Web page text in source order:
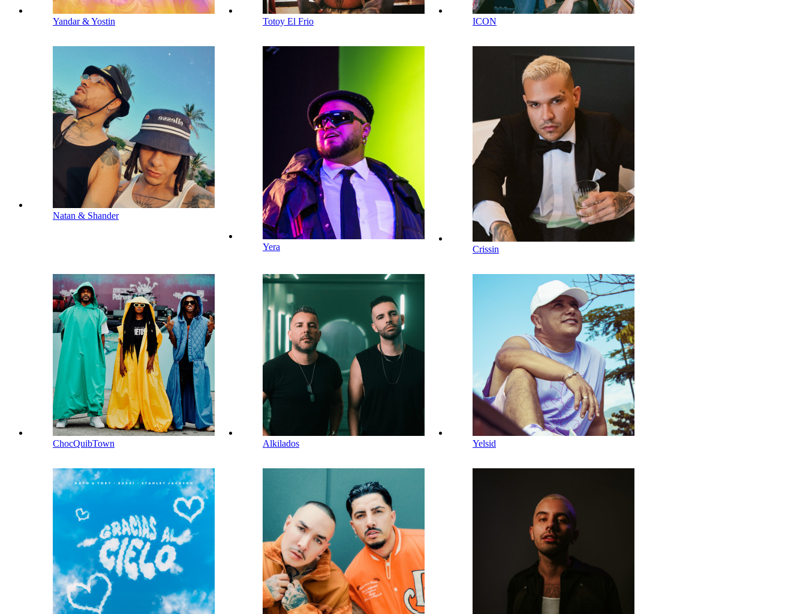
Yandar & Yostin Totoy El Frio ICON
Natan & Shander
Yera Crissin
ChocQuibTown Alkilados Yelsid